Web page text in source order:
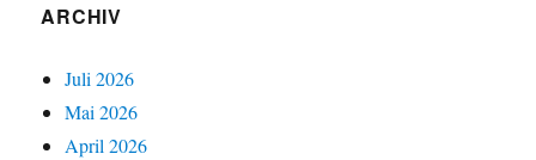
ARCHIV
Juli 2026
Mai 2026
April 2026